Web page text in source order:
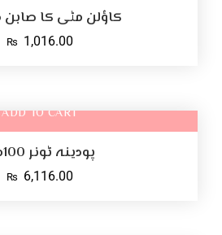
کاؤلن مٹی کا صابن
₨ 1,016.00
ADD TO CART
پودینہ ٹونر 100مل
₨ 6,116.00